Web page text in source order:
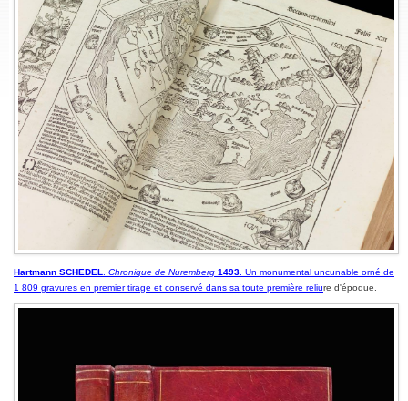
Hartmann SCHEDEL. Chronique de Nuremberg 1493. Un monumental uncunable orné de
1 809 gravures en premier tirage et conservé dans sa toute première reliure d'époque.